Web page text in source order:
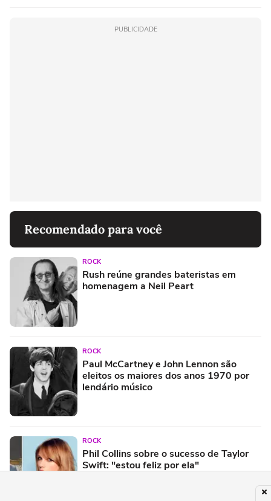
PUBLICIDADE
Recomendado para você
ROCK
Rush reúne grandes bateristas em
homenagem a Neil Peart
ROCK
Paul McCartney e John Lennon são
eleitos os maiores dos anos 1970 por
lendário músico
ROCK
Phil Collins sobre o sucesso de Taylor
Swift: "estou feliz por ela"